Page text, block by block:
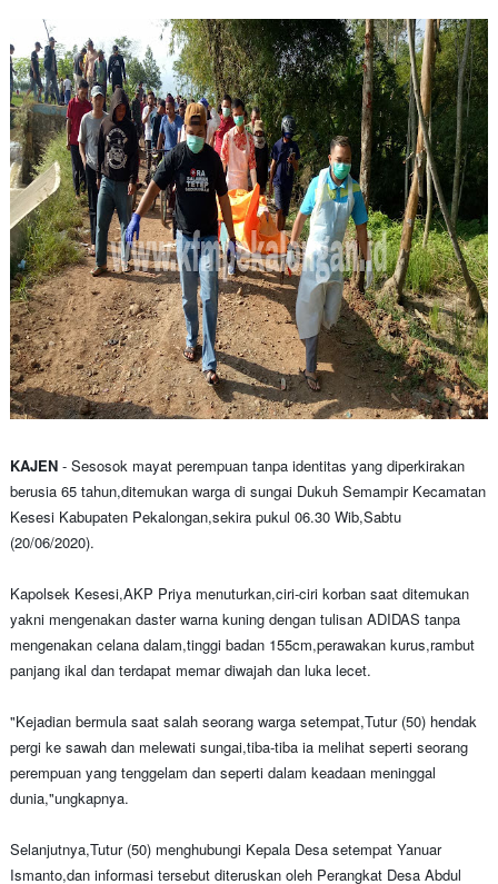
KAJEN- Sesosok mayat perempuan tanpa identitas yang diperkirakan
berusia 65 tahun,ditemukan warga di sungai Dukuh Semampir Kecamatan
Kesesi Kabupaten Pekalongan,sekira pukul 06.30 Wib,Sabtu
(20/06/2020).
Kapolsek Kesesi,AKP Priya menuturkan,ciri-ciri korban saat ditemukan
yakni mengenakan daster warna kuning dengan tulisan ADIDAS tanpa
mengenakan celana dalam,tinggi badan 155cm,perawakan kurus,rambut
panjang ikal dan terdapat memar diwajah dan luka lecet.
"Kejadian bermula saat salah seorang warga setempat,Tutur (50) hendak
pergi ke sawah dan melewati sungai,tiba-tiba ia melihat seperti seorang
perempuan yang tenggelam dan seperti dalam keadaan meninggal
dunia,"ungkapnya.
Selanjutnya,Tutur (50) menghubungi Kepala Desa setempat Yanuar
Ismanto,dan informasi tersebut diteruskan oleh Perangkat Desa Abdul